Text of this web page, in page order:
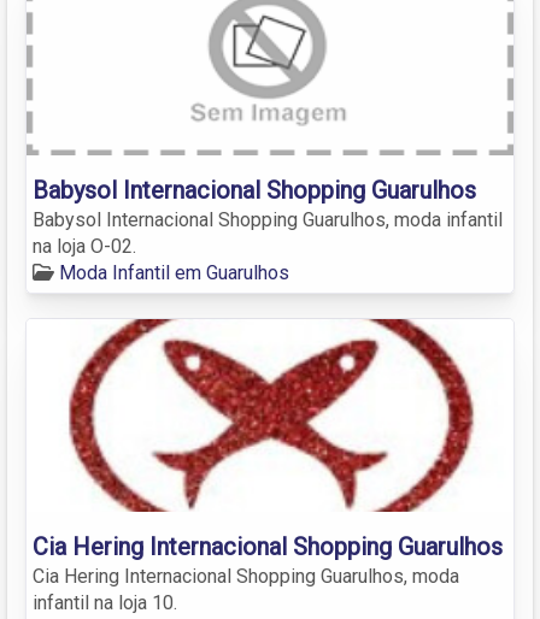
Babysol Internacional Shopping Guarulhos
Babysol Internacional Shopping Guarulhos, moda infantil
na loja O-02.
Moda Infantil em Guarulhos
Cia Hering Internacional Shopping Guarulhos
Cia Hering Internacional Shopping Guarulhos, moda
infantil na loja 10.